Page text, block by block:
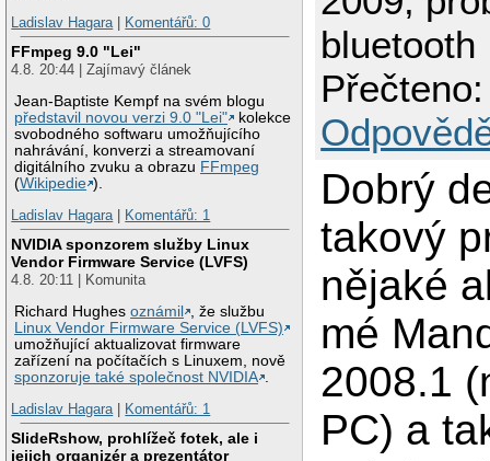
Ladislav Hagara| Komentářů: 0
FFmpeg 9.0 "Lei"
4.8. 20:44 | Zajímavý článek
Jean-Baptiste Kempf na svém blogu
představil novou verzi 9.0 "Lei"
kolekce
svobodného softwaru umožňujícího
nahrávání, konverzi a streamovaní
digitálního zvuku a obrazu FFmpeg
(Wikipedie ).
Ladislav Hagara| Komentářů: 1
NVIDIA sponzorem služby Linux
Vendor Firmware Service (LVFS)
4.8. 20:11 | Komunita
Richard Hughesoznámil
, že službu
Linux Vendor Firmware Service (LVFS)
umožňující aktualizovat firmware
zařízení na počítačích s Linuxem, nově
sponzoruje také společnost NVIDIA
Ladislav Hagara| Komentářů: 1
SlideRshow, prohlížeč fotek, ale i
jejich organizér a prezentátor
bluetooth
Dobrý
takový
nějaké
mé
2008.1
PC) a